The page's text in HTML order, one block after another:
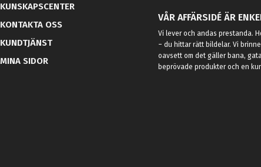
KUNSKAPSCENTER
KONTAKTA OSS
KUNDTJÄNST
MINA SIDOR
VÅR AFFÄRSIDÉ ÄR
Vi lever och andas prestanda.
– du hittar rätt bildelar. Vi
oavsett om det gäller bana,
beprövade produkter och en